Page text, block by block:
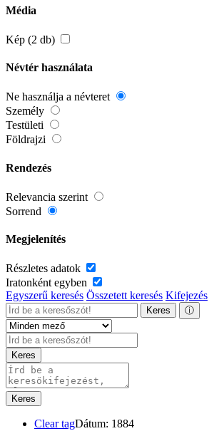
Média
Kép (2 db)
Névtér használata
Ne használja a névteret
Személy
Testületi
Földrajzi
Rendezés
Relevancia szerint
Sorrend
Megjelenítés
Részletes adatok
Iratonként egyben
Egyszerű keresés Összetett keresés Kifejezés
Keres ⓘ
Keres
Keres
Clear tagDátum: 1884